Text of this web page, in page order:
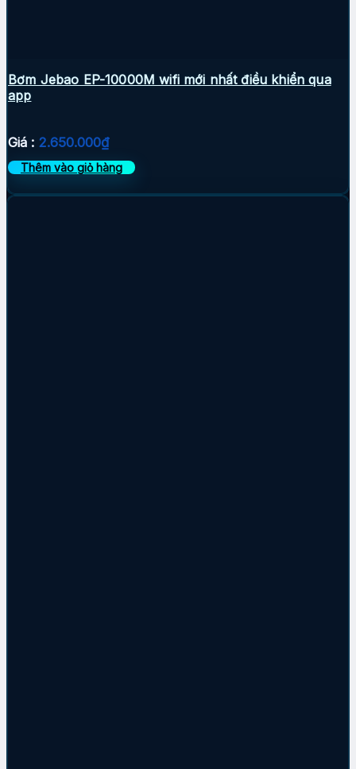
Bơm Jebao EP-10000M wifi mới nhất điều khiển qua
app
Giá : 2.650.000₫
Thêm vào giỏ hàng